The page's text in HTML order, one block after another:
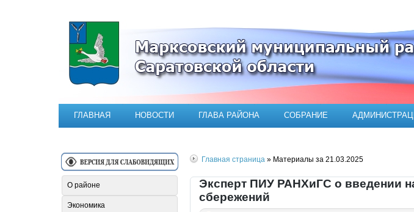
Официальный сайт Марксовского
ГЛАВНАЯ НОВОСТИ ГЛАВА РАЙОНА СОБРАНИЕ
Главная страница » Материалы за 21.03.2025
Эксперт ПИУ РАНХиГС о введении
сбережений
О районе
Экономика